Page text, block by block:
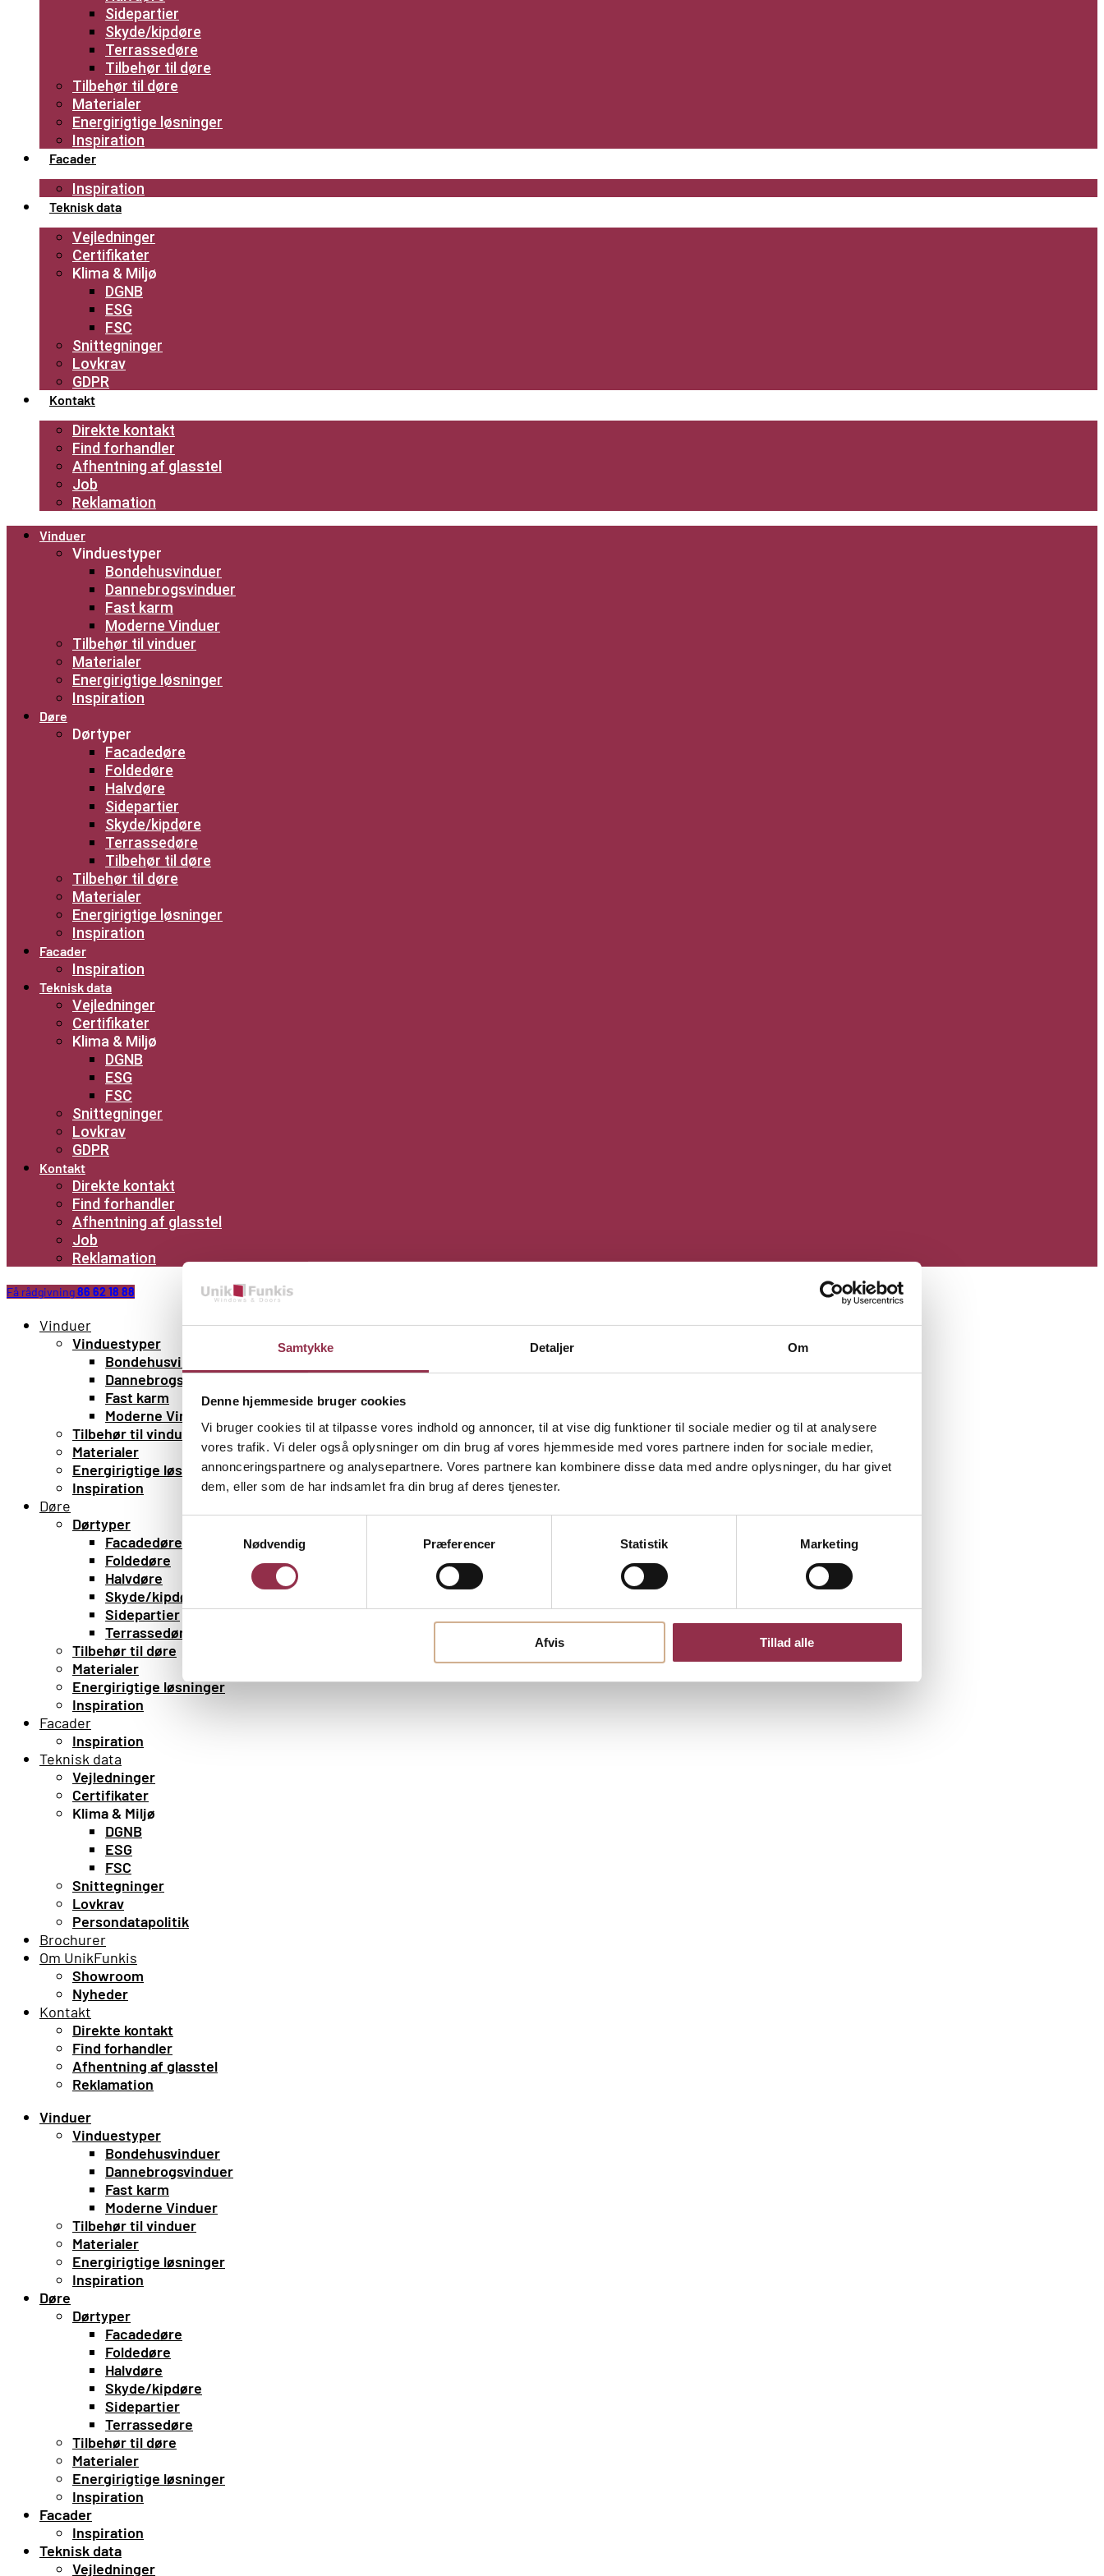
Samtykke Detaljer Om
Denne hjemmeside bruger cookies
Vi bruger cookies til at tilpasse vores indhold og annoncer, til at vise dig funktioner til sociale medier og til at analysere
vores trafik. Vi deler også oplysninger om din brug af vores hjemmeside med vores partnere inden for sociale medier,
annonceringspartnere og analysepartnere. Vores partnere kan kombinere disse data med andre oplysninger, du har givet
dem, eller som de har indsamlet fra din brug af deres tjenester.
Nødvendig
Præferencer Statistik Marketing
Afvis Tillad alle
Sidepartier
Skyde/kipdøre
Terrassedøre
Tilbehør til døre
Tilbehør til døre
Materialer
Energirigtige løsninger
Inspiration
Facader
Inspiration
Teknisk data
Vejledninger
Certifikater
Klima & Miljø
DGNB
ESG
FSC
Snittegninger
Lovkrav
GDPR
Kontakt
Direkte kontakt
Find forhandler
Afhentning af glasstel
Job
Reklamation
Vinduer
Vinduestyper
Bondehusvinduer
Dannebrogsvinduer
Fast karm
Moderne Vinduer
Tilbehør til vinduer
Materialer
Energirigtige løsninger
Inspiration
Døre
Dørtyper
Facadedøre
Foldedøre
Halvdøre
Sidepartier
Skyde/kipdøre
Terrassedøre
Tilbehør til døre
Tilbehør til døre
Materialer
Energirigtige løsninger
Inspiration
Facader
Inspiration
Teknisk data
Vejledninger
Certifikater
Klima & Miljø
DGNB
ESG
FSC
Snittegninger
Lovkrav
GDPR
Kontakt
Direkte kontakt
Find forhandler
Afhentning af glasstel
Job
Reklamation
Få rådgivning86 62 18 88
Vinduer
Vinduestyper
Bondehusvinduer
Dannebrogsvinduer
Fast karm
Moderne Vinduer
Tilbehør til vinduer
Materialer
Energirigtige løsninger
Inspiration
Døre
Dørtyper
Facadedøre
Foldedøre
Halvdøre
Skyde/kipdøre
Sidepartier
Terrassedøre
Tilbehør til døre
Materialer
Energirigtige løsninger
Inspiration
Facader
Inspiration
Teknisk data
Vejledninger
Certifikater
Klima & Miljø
DGNB
ESG
FSC
Snittegninger
Lovkrav
Persondatapolitik
Brochurer
Om UnikFunkis
Showroom
Nyheder
Kontakt
Direkte kontakt
Find forhandler
Afhentning af glasstel
Reklamation
Vinduer
Vinduestyper
Bondehusvinduer
Dannebrogsvinduer
Fast karm
Moderne Vinduer
Tilbehør til vinduer
Materialer
Energirigtige løsninger
Inspiration
Døre
Dørtyper
Facadedøre
Foldedøre
Halvdøre
Skyde/kipdøre
Sidepartier
Terrassedøre
Tilbehør til døre
Materialer
Energirigtige løsninger
Inspiration
Facader
Inspiration
Teknisk data
Vejledninger